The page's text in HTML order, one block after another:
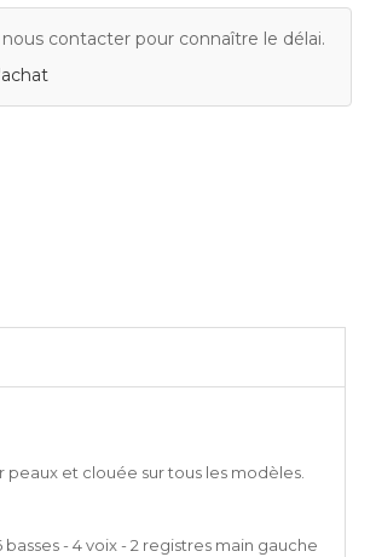
nous contacter pour connaître le délai.
et clouée sur tous les modèles.
- 4 voix - 2 registres main gauche